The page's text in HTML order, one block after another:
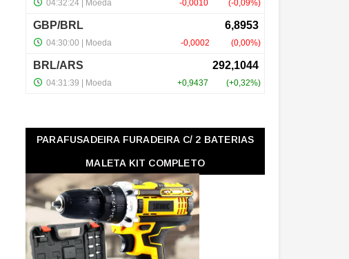
PARAFUSADEIRA FURADEIRA C/ 2 BATERIAS
MALETA KIT COMPLETO